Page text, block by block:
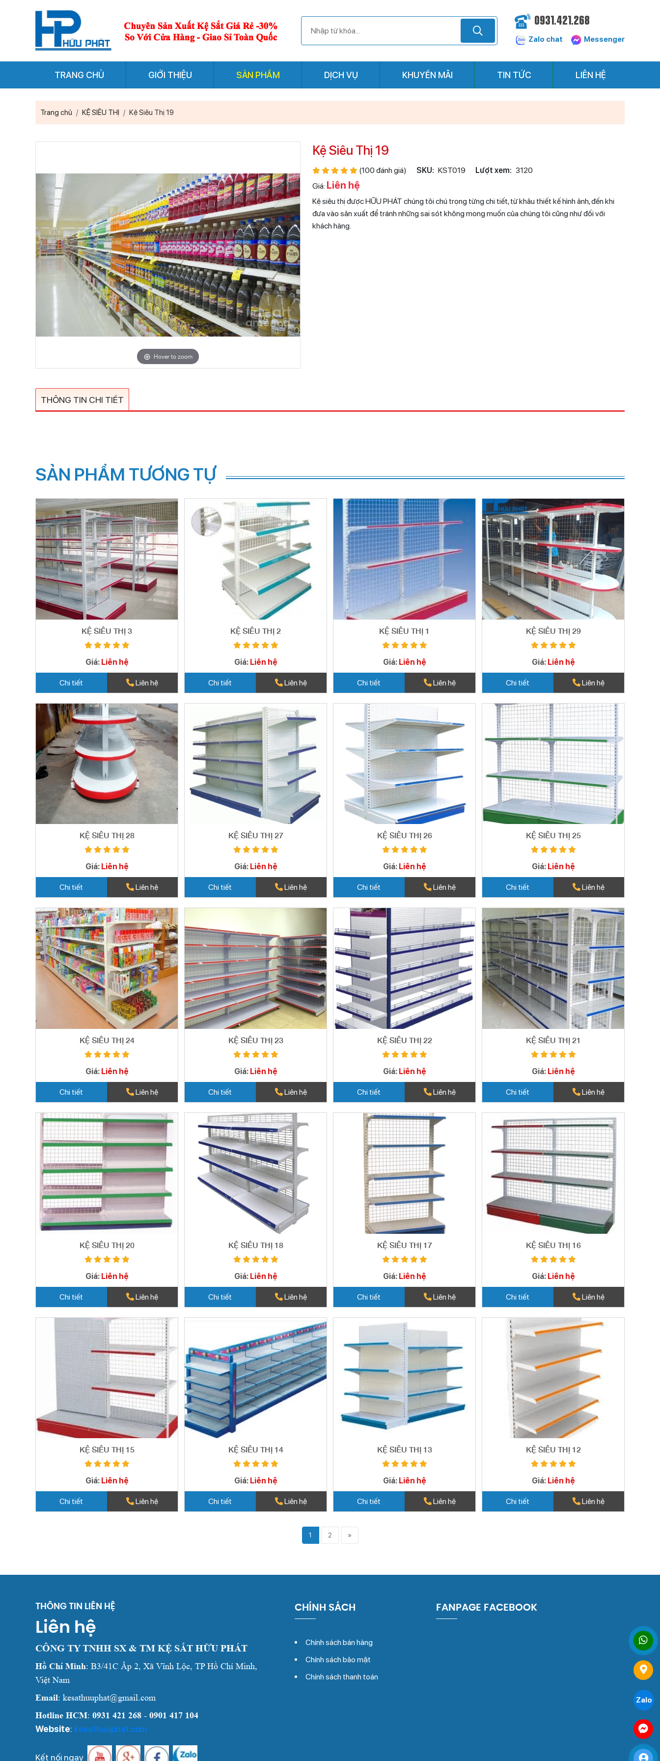
0931.421.268
Zalo chat Messenger
TRANG CHỦ GIỚI THIỆU SẢN PHẨM DỊCH VỤ KHUYẾN MÃI TIN TỨC LIÊN HỆ
Trang chủ KỆ SIÊU THỊ Kệ Siêu Thị 19
Hover to zoom
Kệ Siêu Thị 19
(100 đánh giá) SKU: KST019 Lượt xem: 3120
Giá: Liên hệ
Kệ siêu thị được HỮU PHÁT chúng tôi chú trọng từng chi tiết, từ khâu thiết kế hình ảnh, đến khi
đưa vào sản xuất để tránh những sai sót không mong muốn của chúng tôi cũng như đối với
khách hàng.
THÔNG TIN CHI TIẾT
SẢN PHẨM TƯƠNG TỰ
KỆ SIÊU THỊ 3
Giá: Liên hệ
Chi tiết Liên hệ
KỆ SIÊU THỊ 2
Giá: Liên hệ
Chi tiết Liên hệ
KỆ SIÊU THỊ 1
Giá: Liên hệ
Chi tiết Liên hệ
KỆ SIÊU THỊ 29
Giá: Liên hệ
Chi tiết Liên hệ
KỆ SIÊU THỊ 28
Giá: Liên hệ
Chi tiết Liên hệ
KỆ SIÊU THỊ 27
Giá: Liên hệ
Chi tiết Liên hệ
KỆ SIÊU THỊ 26
Giá: Liên hệ
Chi tiết Liên hệ
KỆ SIÊU THỊ 25
Giá: Liên hệ
Chi tiết Liên hệ
KỆ SIÊU THỊ 24
Giá: Liên hệ
Chi tiết Liên hệ
KỆ SIÊU THỊ 23
Giá: Liên hệ
Chi tiết Liên hệ
KỆ SIÊU THỊ 22
Giá: Liên hệ
Chi tiết Liên hệ
KỆ SIÊU THỊ 21
Giá: Liên hệ
Chi tiết Liên hệ
KỆ SIÊU THỊ 20
Giá: Liên hệ
Chi tiết Liên hệ
KỆ SIÊU THỊ 18
Giá: Liên hệ
Chi tiết Liên hệ
KỆ SIÊU THỊ 17
Giá: Liên hệ
Chi tiết Liên hệ
KỆ SIÊU THỊ 16
Giá: Liên hệ
Chi tiết Liên hệ
KỆ SIÊU THỊ 15
Giá: Liên hệ
Chi tiết Liên hệ
KỆ SIÊU THỊ 14
Giá: Liên hệ
Chi tiết Liên hệ
KỆ SIÊU THỊ 13
Giá: Liên hệ
Chi tiết Liên hệ
KỆ SIÊU THỊ 12
Giá: Liên hệ
Chi tiết Liên hệ
1 2 »
THÔNG TIN LIÊN HỆ
Liên hệ
CÔNG TY TNHH SX & TM KỆ SẮT HỮU PHÁT
Hồ Chí Minh: B3/41C Ấp 2, Xã Vĩnh Lộc, TP Hồ Chí Minh,
Việt Nam
Email: kesathuuphat@gmail.com
Hotline HCM: 0931 421 268 - 0901 417 104
Website: kesathuuphat.com
Kết nối ngay
CHÍNH SÁCH
Chính sách bán hàng
Chính sách bảo mật
Chính sách thanh toán
FANPAGE FACEBOOK
Zalo